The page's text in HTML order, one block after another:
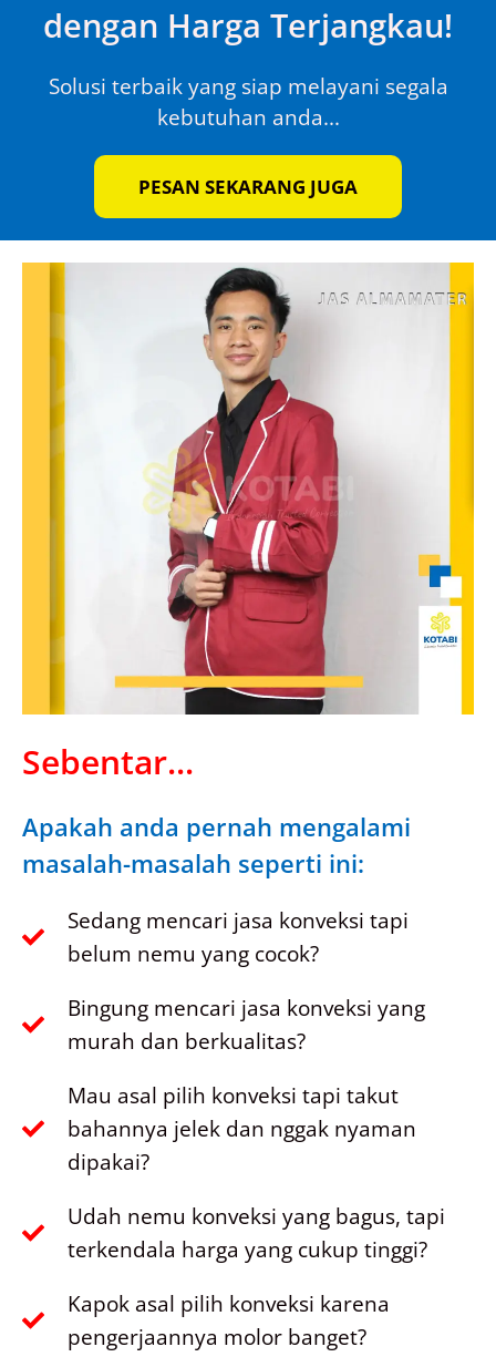
dengan Harga Terjangkau!
Solusi terbaik yang siap melayani segala
kebutuhan anda...
PESAN SEKARANG JUGA
Sebentar...
Apakah anda pernah mengalami
masalah-masalah seperti ini:
Sedang mencari jasa konveksi tapi
belum nemu yang cocok?
Bingung mencari jasa konveksi yang
murah dan berkualitas?
Mau asal pilih konveksi tapi takut
bahannya jelek dan nggak nyaman
dipakai?
Udah nemu konveksi yang bagus, tapi
terkendala harga yang cukup tinggi?
Kapok asal pilih konveksi karena
pengerjaannya molor banget?